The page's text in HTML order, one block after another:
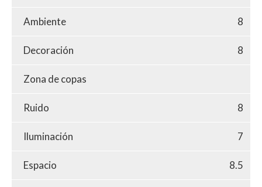
Ambiente 8
Decoración 8
Zona de copas
Ruido 8
Iluminación 7
Espacio 8.5